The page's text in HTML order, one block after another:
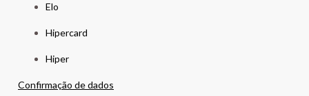
Elo
Hipercard
Hiper
Confirmação de dados